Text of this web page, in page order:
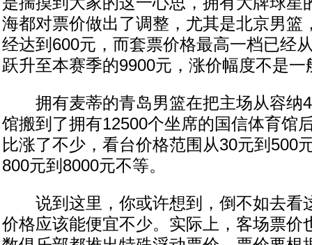
海都对票价做出了调整，尤其是北京男篮
经达到600元，而套票价格最高一档已经
跃升至本赛季的9900元，涨价幅度不是一
拥有麦蒂的青岛男篮在把主场从容纳
馆搬到了拥有12500个坐席的国信体育馆
比涨了不少，看台价格范围从30元到500
800元到8000元不等。
说到这里，你或许想到，倒不如去看
价格应该能便宜不少。实际上，客场票价